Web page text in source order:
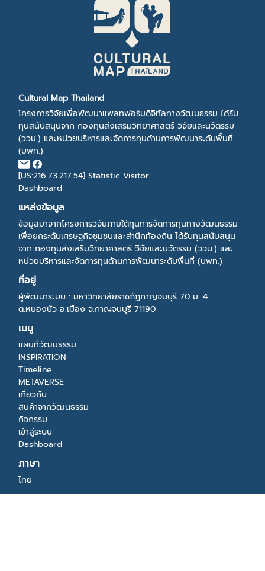
Cultural Map Thailand
โครงการวิจัยเพื่อพัฒนาแพลทฟอร์มดิจิทัลทางวัฒนธรรม ได้รับ
ทุนสนับสนุนจาก กองทุนส่งเสริมวิทยาศาสตร์ วิจัยและนวัตรรม
(ววน.) และหน่วยบริหารและจัดการทุนด้านการพัฒนาระดับพื้นที่
(บพท.)
[US:216.73.217.54] Statistic Visitor
Dashboard
แหล่งข้อมูล
ข้อมูลมาจากโครงการวิจัยภายใต้ทุนการจัดการทุนทางวัฒนธรรม
เพื่อยกระดับเศรษฐกิจชุมชนและสำนึกท้องถิ่น ได้รับทุนสนับสนุน
จาก กองทุนส่งเสริมวิทยาศาสตร์ วิจัยและนวัตรรม (ววน.) และ
หน่วยบริหารและจัดการทุนด้านการพัฒนาระดับพื้นที่ (บพท.)
ที่อยู่
ผู้พัฒนาระบบ : มหาวิทยาลัยราชภัฏกาญจนบุรี 70 ม. 4
ต.หนองบัว อ.เมือง จ.กาญจนบุรี 71190
เมนู
แผนที่วัฒนธรรม
INSPIRATION
Timeline
METAVERSE
เกี่ยวกับ
สินค้าจากวัฒนธรรม
กิจกรรม
เข้าสู่ระบบ
Dashboard
ภาษา
ไทย